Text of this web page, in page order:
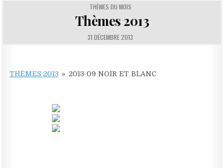
POSTED IN
THÈMES DU MOIS
Thèmes 2013
PUBLISHED DATE:
31 DÉCEMBRE 2013
THÈMES 2013 » 2013-09 NOIR ET BLANC